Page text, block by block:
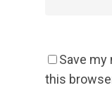
Save my
this